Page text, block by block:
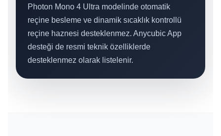
Photon Mono 4 Ultra modelinde otomatik
reçine besleme ve dinamik sıcaklık kontrollü
reçine haznesi desteklenmez. Anycubic App
desteği de resmi teknik özelliklerde
desteklenmez olarak listelenir.